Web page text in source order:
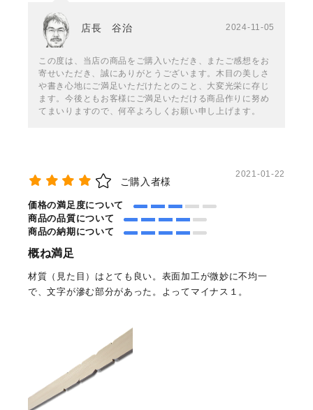
店長 谷治 2024-11-05
この度は、当店の商品をご購入いただき、またご感想をお
寄せいただき、誠にありがとうございます。木目の美しさ
や書き心地にご満足いただけたとのこと、大変光栄に存じ
ます。今後ともお客様にご満足いただける商品作りに努め
てまいりますので、何卒よろしくお願い申し上げます。
ご購入者様
2021-01-22
価格の満足度について
商品の品質について
商品の納期について
概ね満足
材質（見た目）はとても良い。表面加工が微妙に不均一
で、文字が滲む部分があった。よってマイナス１。